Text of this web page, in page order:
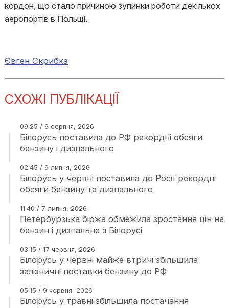
кордон, що стало причиною зупинки роботи декількох
аеропортів в Польщі.
Євген Скрибка
СХОЖІ ПУБЛІКАЦІЇ
09:25 / 6 серпня, 2026
Білорусь поставила до РФ рекордні обсяги
бензину і дизпального
02:45 / 9 липня, 2026
Білорусь у червні поставила до Росії рекордні
обсяги бензину та дизпального
11:40 / 7 липня, 2026
Петербурзька біржа обмежила зростання цін на
бензин і дизпальне з Білорусі
03:15 / 17 червня, 2026
Білорусь у червні майже втричі збільшила
залізничні поставки бензину до РФ
05:15 / 9 червня, 2026
Білорусь у травні збільшила постачання